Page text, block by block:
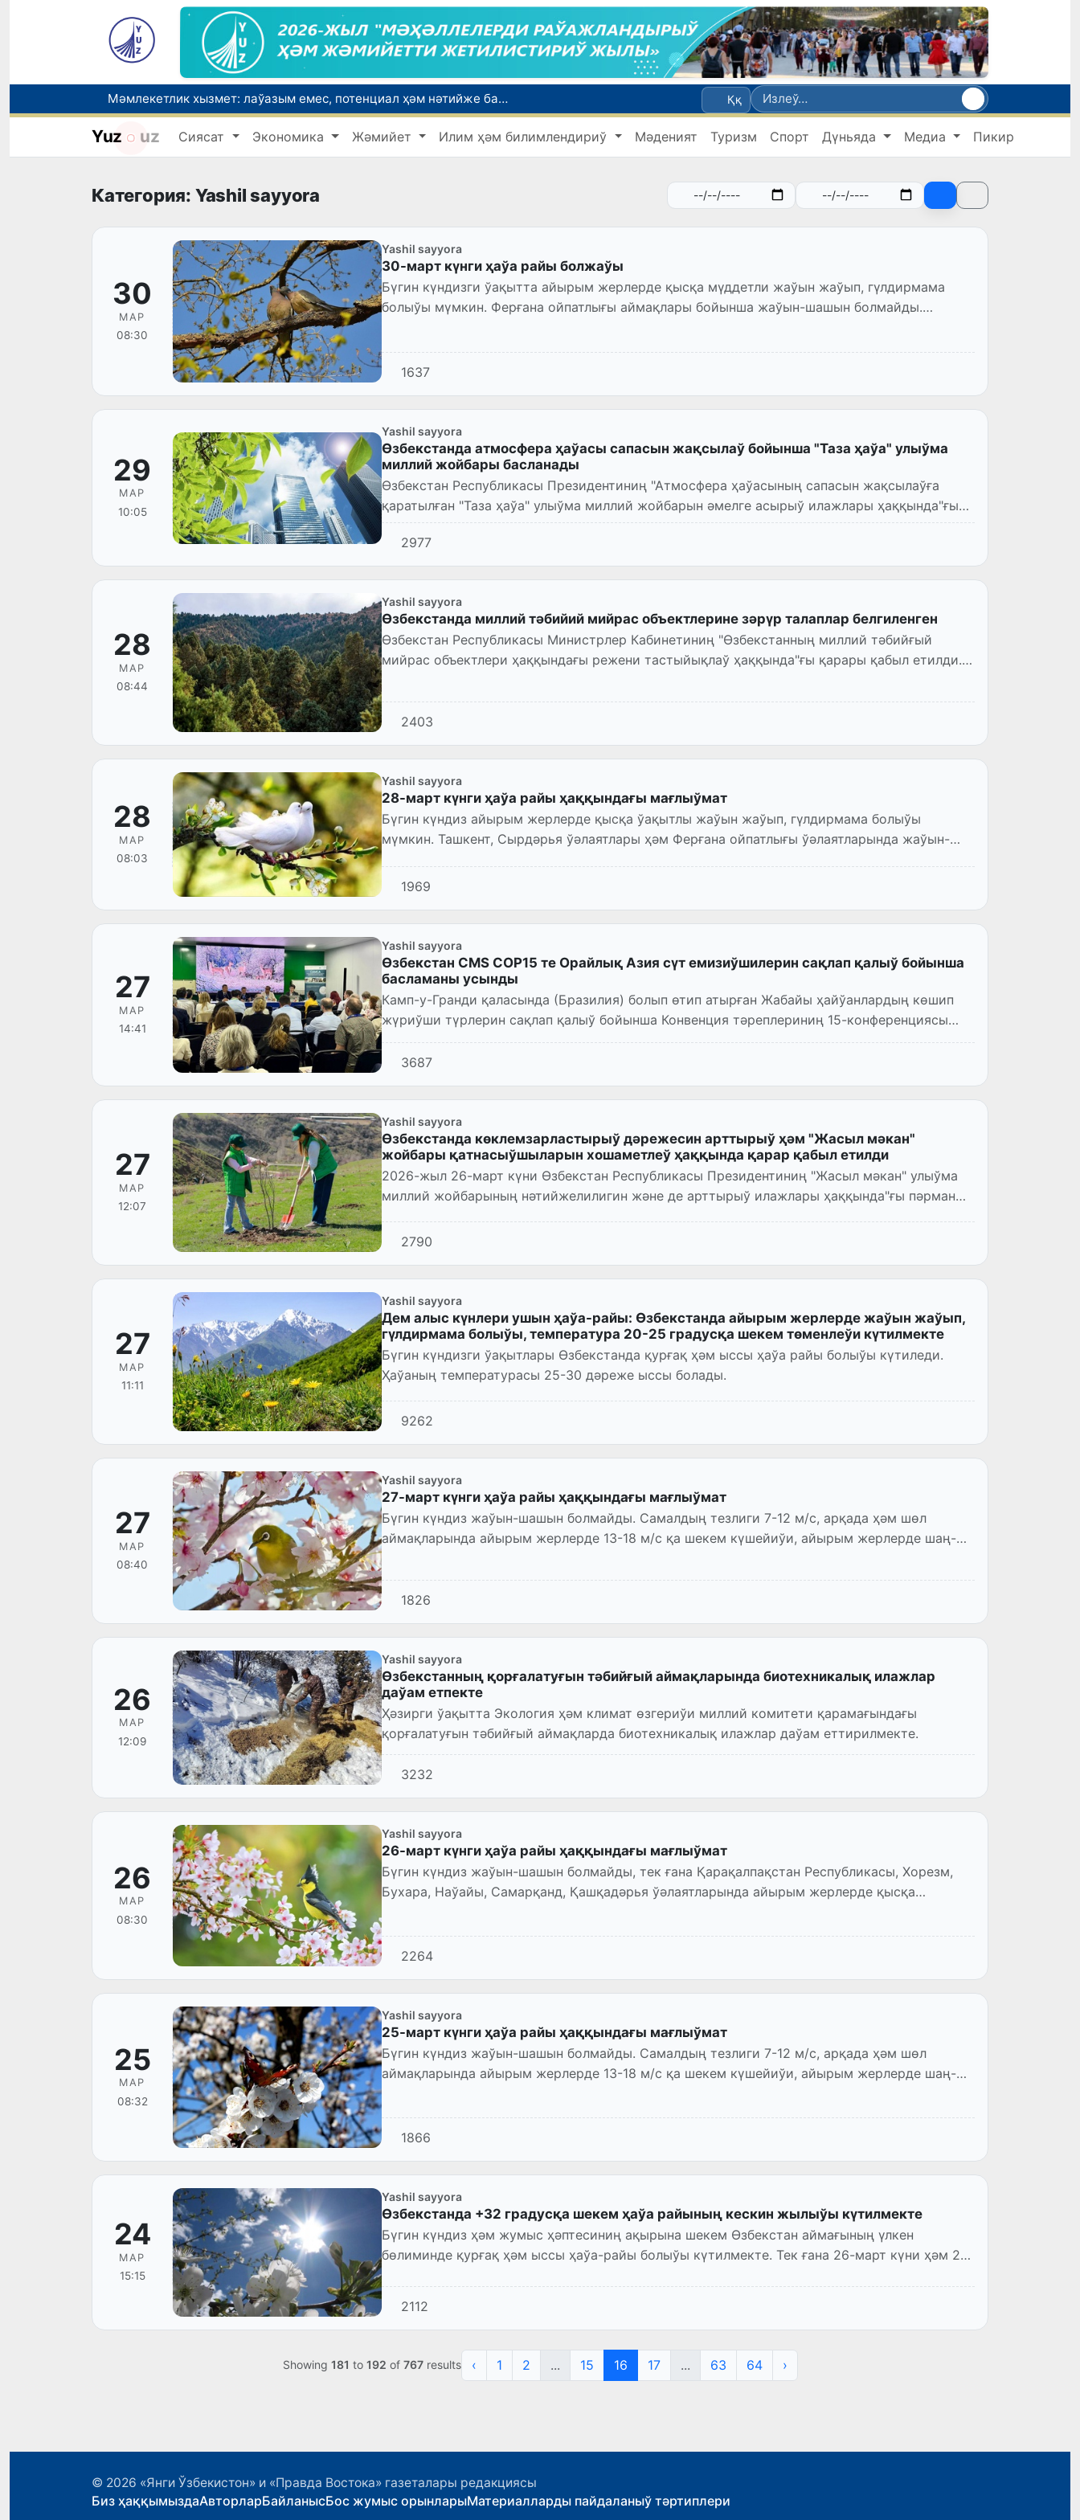
Мәмлекетлик хызмет: лаўазым емес, потенциал ҳәм нәтийже баҳаланатуғын жаңа дәўир
Ой-пикиримизде басланған ояныў жоқары шеклерге жетеклеп атыр
Өзбекстанда мобиль интернеттен пайдаланыўшылар саны 10 жылда 4,3 есеге өскен
Ққ
Yuz uz Сиясат Экономика Жәмийет Илим ҳәм билимлендириў Мәденият Туризм Спорт Дүньяда Медиа Пикир
Категория: Yashil sayyora
30
МАР
08:30
Yashil sayyora
30-март күнги ҳаўа райы болжаўы
Бүгин күндизги ўақытта айырым жерлерде қысқа мүддетли жаўын жаўып, гүлдирмама
болыўы мүмкин. Ферғана ойпатлығы аймақлары бойынша жаўын-шашын болмайды.
1637
29
МАР
10:05
Yashil sayyora
Өзбекстанда атмосфера ҳаўасы сапасын жақсылаў бойынша "Таза ҳаўа" улыўма
миллий жойбары басланады
Өзбекстан Республикасы Президентиниң "Атмосфера ҳаўасының сапасын жақсылаўға
қаратылған "Таза ҳаўа" улыўма миллий жойбарын әмелге асырыў илажлары ҳаққында"ғы
пәрманы қабыл етилди.
2977
28
МАР
08:44
Yashil sayyora
Өзбекстанда миллий тәбийий мийрас объектлерине зәрүр талаплар белгиленген
Өзбекстан Республикасы Министрлер Кабинетиниң "Өзбекстанның миллий тәбийғый
мийрас объектлери ҳаққындағы режени тастыйықлаў ҳаққында"ғы қарары қабыл етилди.
2403
28
МАР
08:03
Yashil sayyora
28-март күнги ҳаўа райы ҳаққындағы мағлыўмат
Бүгин күндиз айырым жерлерде қысқа ўақытлы жаўын жаўып, гүлдирмама болыўы
мүмкин. Ташкент, Сырдәрья ўәлаятлары ҳәм Ферғана ойпатлығы ўәлаятларында жаўын-
1969
27
МАР
14:41
Yashil sayyora
Өзбекстан CMS COP15 те Орайлық Азия сүт емизиўшилерин сақлап қалыў бойынша
басламаны усынды
Камп-у-Гранди қаласында (Бразилия) болып өтип атырған Жабайы ҳайўанлардың көшип
жүриўши түрлерин сақлап қалыў бойынша Конвенция тәреплериниң 15-конференциясы
(CMS COP15) шеңберинде...
3687
27
МАР
12:07
Yashil sayyora
Өзбекстанда көклемзарластырыў дәрежесин арттырыў ҳәм "Жасыл мәкан"
жойбары қатнасыўшыларын хошаметлеў ҳаққында қарар қабыл етилди
2026-жыл 26-март күни Өзбекстан Республикасы Президентиниң "Жасыл мәкан" улыўма
миллий жойбарының нәтийжелилигин және де арттырыў илажлары ҳаққында"ғы пәрманы
2790
27
МАР
11:11
Yashil sayyora
Дем алыс күнлери ушын ҳаўа-райы: Өзбекстанда айырым жерлерде жаўын жаўып,
гүлдирмама болыўы, температура 20-25 градусқа шекем төменлеўи күтилмекте
Бүгин күндизги ўақытлары Өзбекстанда қурғақ ҳәм ыссы ҳаўа райы болыўы күтиледи.
Ҳаўаның температурасы 25-30 дәреже ыссы болады.
9262
27
МАР
08:40
Yashil sayyora
27-март күнги ҳаўа райы ҳаққындағы мағлыўмат
Бүгин күндиз жаўын-шашын болмайды. Самалдың тезлиги 7-12 м/с, арқада ҳәм шөл
аймақларында айырым жерлерде 13-18 м/с қа шекем күшейиўи, айырым жерлерде шаң-
1826
26
МАР
12:09
Yashil sayyora
Өзбекстанның қорғалатуғын тәбийғый аймақларында биотехникалық илажлар
даўам етпекте
Ҳәзирги ўақытта Экология ҳәм климат өзгериўи миллий комитети қарамағындағы
қорғалатуғын тәбийғый аймақларда биотехникалық илажлар даўам еттирилмекте.
3232
26
МАР
08:30
Yashil sayyora
26-март күнги ҳаўа райы ҳаққындағы мағлыўмат
Бүгин күндиз жаўын-шашын болмайды, тек ғана Қарақалпақстан Республикасы, Хорезм,
Бухара, Наўайы, Самарқанд, Қашқадәрья ўәлаятларында айырым жерлерде қысқа
2264
25
МАР
08:32
Yashil sayyora
25-март күнги ҳаўа райы ҳаққындағы мағлыўмат
Бүгин күндиз жаўын-шашын болмайды. Самалдың тезлиги 7-12 м/с, арқада ҳәм шөл
аймақларында айырым жерлерде 13-18 м/с қа шекем күшейиўи, айырым жерлерде шаң-
1866
24
МАР
15:15
Yashil sayyora
Өзбекстанда +32 градусқа шекем ҳаўа райының кескин жылыўы күтилмекте
Бүгин күндиз ҳәм жумыс ҳәптесиниң ақырына шекем Өзбекстан аймағының үлкен
бөлиминде қурғақ ҳәм ыссы ҳаўа-райы болыўы күтилмекте. Тек ғана 26-март күни ҳәм 27-
2112
Showing 181 to 192 of 767results ‹ 1 2 ... 15 16 17 ... 63 64 ›
© 2026 «Янги Ўзбекистон» и «Правда Востока» газеталары редакциясы
Биз ҳаққымыздаАвторларБайланысБос жумыс орынларыМатериалларды пайдаланыў тәртиплери